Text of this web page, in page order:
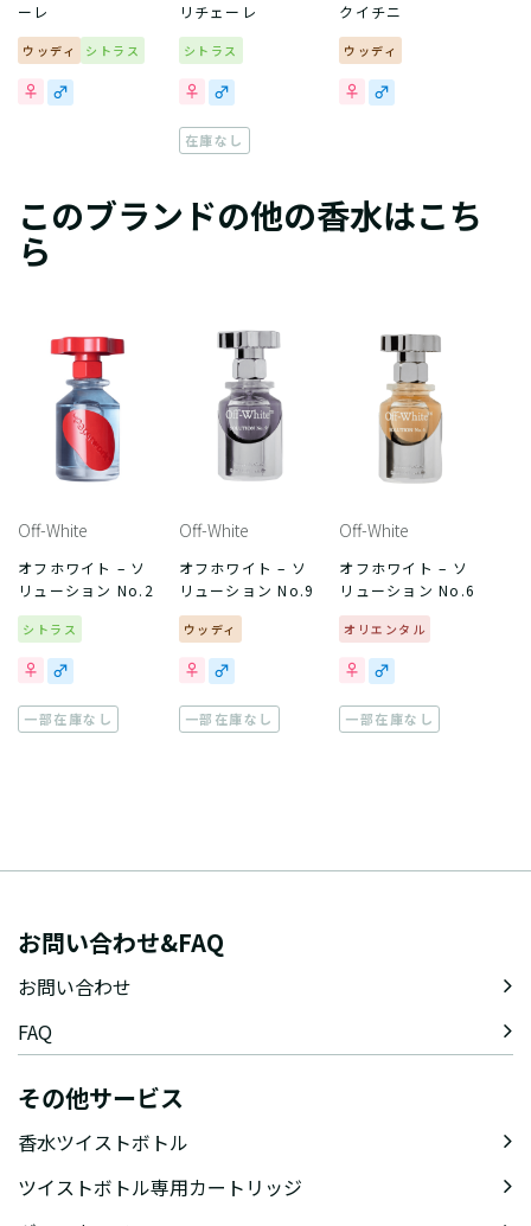
ーレ
ウッディ シトラス
リチェーレ
シトラス
在庫なし
クイチニ
ウッディ
このブランドの他の香水はこち
ら
Off-White
オフホワイト – ソ
リューション No.2
シトラス
一部在庫なし
Off-White
オフホワイト – ソ
リューション No.9
ウッディ
一部在庫なし
Off-White
オフホワイト – ソ
リューション No.6
オリエンタル
一部在庫なし
お問い合わせ&FAQ
お問い合わせ
FAQ
その他サービス
香水ツイストボトル
ツイストボトル専用カートリッジ